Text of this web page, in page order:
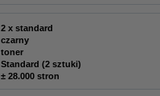
2 x standard
czarny
toner
Standard (2 sztuki)
± 28.000 stron